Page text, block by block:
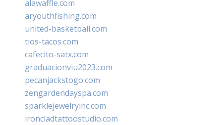
alawaffle.com
aryouthfishing.com
united-basketball.com
tios-tacos.com
cafecito-satx.com
graduacionviu2023.com
pecanjackstogo.com
zengardendayspa.com
sparklejewelryinc.com
ironcladtattoostudio.com